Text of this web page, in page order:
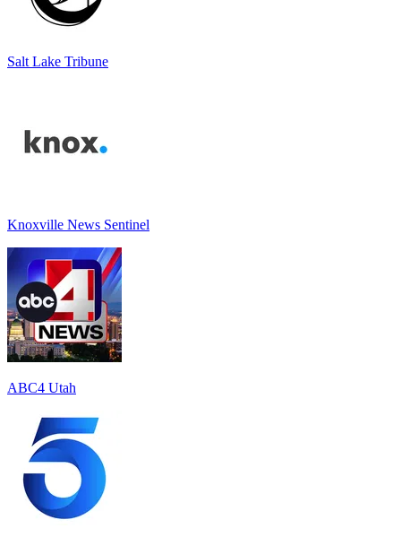
Salt Lake Tribune
Knoxville News Sentinel
ABC4 Utah